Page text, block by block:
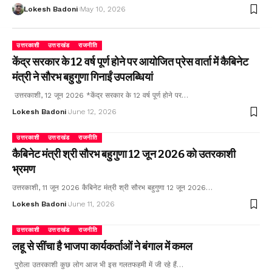
Lokesh Badoni May 10, 2026
उत्तरकाशी उत्तराखंड राजनीति
केंद्र सरकार के 12 वर्ष पूर्ण होने पर आयोजित प्रेस वार्ता में कैबिनेट
मंत्री ने सौरभ बहुगुणा गिनाईं उपलब्धियां
उत्तरकाशी, 12 जून 2026 *केंद्र सरकार के 12 वर्ष पूर्ण होने पर…
Lokesh Badoni June 12, 2026
उत्तरकाशी उत्तराखंड राजनीति
कैबिनेट मंत्री श्री सौरभ बहुगुणा 12 जून 2026 को उतरकाशी
भ्रमण
उत्तरकाशी, 11 जून 2026 कैबिनेट मंत्री श्री सौरभ बहुगुणा 12 जून 2026…
Lokesh Badoni June 11, 2026
उत्तरकाशी उत्तराखंड राजनीति
लहू से सींचा है भाजपा कार्यकर्ताओं ने बंगाल में कमल
पुरोला उतरकाशी कुछ लोग आज भी इस गलतफहमी में जी रहे हैं…